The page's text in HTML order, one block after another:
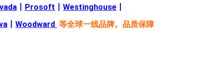
Prosoft Westinghouse
Woodward 等全球一线品牌。品质保障